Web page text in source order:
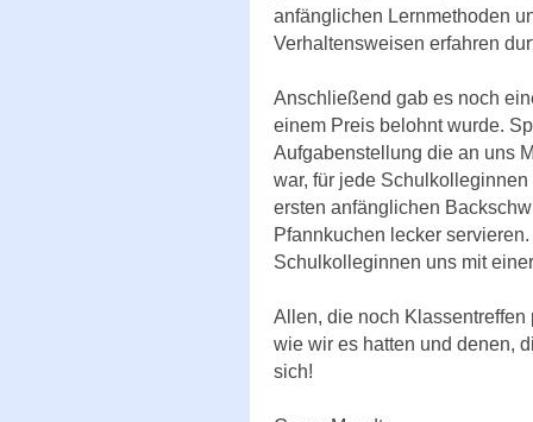
anfänglichen Lernmethoden
Verhaltensweisen erfahren
Anschließend gab es noch
einem Preis belohnt wurde.
Aufgabenstellung die an uns
war, für jede
ersten anfänglichen
Pfannkuchen lecker
Schulkolleginnen uns mit
Allen, die noch
wie wir es hatten und denen,
sich!